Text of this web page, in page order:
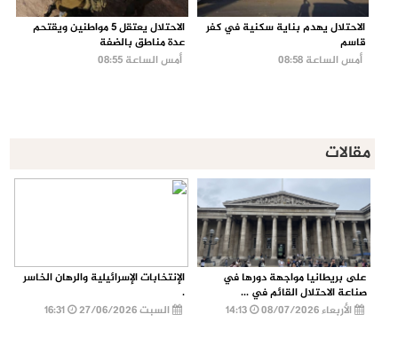
الاحتلال يهدم بناية سكنية في كفر
قاسم
أمس الساعة 08:58
الاحتلال يعتقل 5 مواطنين ويقتحم
عدة مناطق بالضفة
أمس الساعة 08:55
مقالات
على بريطانيا مواجهة دورها في
صناعة الاحتلال القائم في ...
الأربعاء 08/07/2026
الإنتخابات الإسرائيلية والرهان الخاسر
.
السبت 27/06/2026
16:31